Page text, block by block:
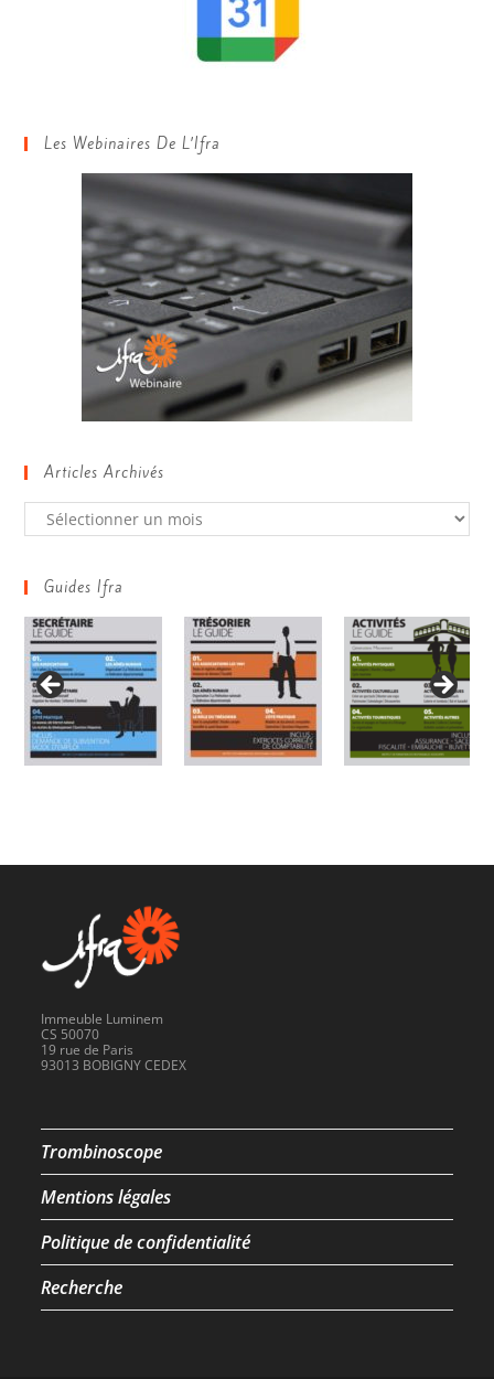
Les Webinaires De L’Ifra
Articles Archivés
Guides Ifra
Immeuble Luminem
CS 50070
19 rue de Paris
93013 BOBIGNY CEDEX
Trombinoscope
Mentions légales
Politique de confidentialité
Recherche